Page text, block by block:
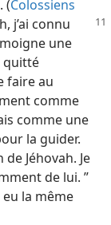
(Colossiens
j’ai connu
une
quitté
faire au
comme
comme une
la guider.
de Jéhovah. Je
de lui. ”
eu la même